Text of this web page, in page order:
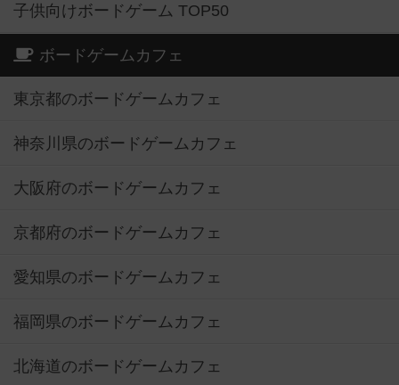
子供向けボードゲーム TOP50
ボードゲームカフェ
東京都のボードゲームカフェ
神奈川県のボードゲームカフェ
大阪府のボードゲームカフェ
京都府のボードゲームカフェ
愛知県のボードゲームカフェ
福岡県のボードゲームカフェ
北海道のボードゲームカフェ